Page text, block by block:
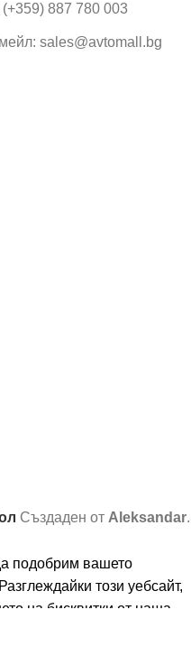
(+359) 887 780 003
sales@avtomall.bg
Създаден от Aleksandar.
подобрим вашето
този уебсайт,
на бисквитки от наша